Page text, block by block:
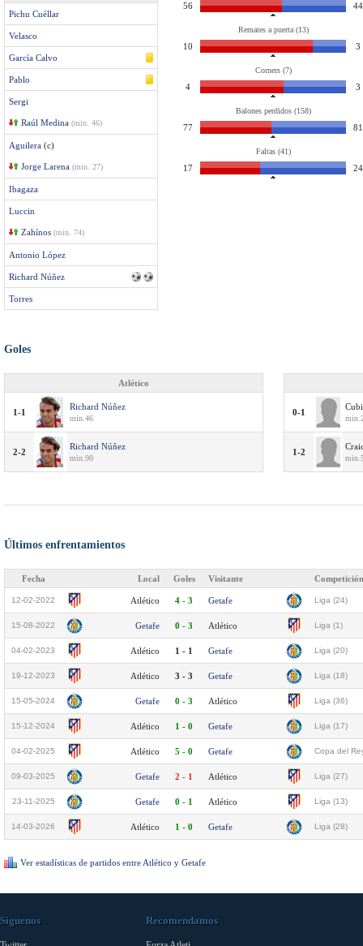
Pichu Cuéllar
Velasco
García Calvo
Pablo
Sergi
Raúl Medina (min. 46)
Aguilera (c)
Jorge Larena (min. 27)
Ibagaza
Luccin
Zahínos (min. 74)
Antonio López
Richard Núñez
Torres
56 44
Remates a puerta (13)
10 3
Corners (7)
4 3
Balones perdidos (158)
77 81
Faltas (41)
17 24
Goles
Atlético
1-1
Richard Núñez
min.46
2-2
Richard Núñez
min.90
0-1
1-2
Últimos enfrentamientos
Fecha Local Goles Visitante Competición
12-02-2022 Atlético 4 - 3 Getafe Liga (24)
15-08-2022 Getafe 0 - 3 Atlético Liga (1)
04-02-2023 Atlético 1 - 1 Getafe Liga (20)
19-12-2023 Atlético 3 - 3 Getafe Liga (18)
15-05-2024 Getafe 0 - 3 Atlético Liga (36)
15-12-2024 Atlético 1 - 0 Getafe Liga (17)
04-02-2025 Atlético 5 - 0 Getafe Copa del
09-03-2025 Getafe 2 - 1 Atlético Liga (27)
23-11-2025 Getafe 0 - 1 Atlético Liga (13)
14-03-2026 Atlético 1 - 0 Getafe Liga (28)
Ver estadísticas de partidos entre Atlético y Getafe
Síguenos Recomendamos